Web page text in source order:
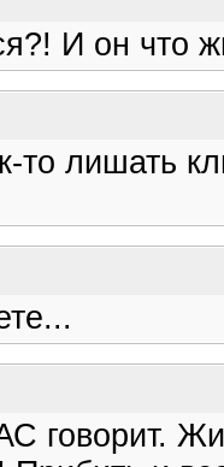
И он что
то лишать
говорит.